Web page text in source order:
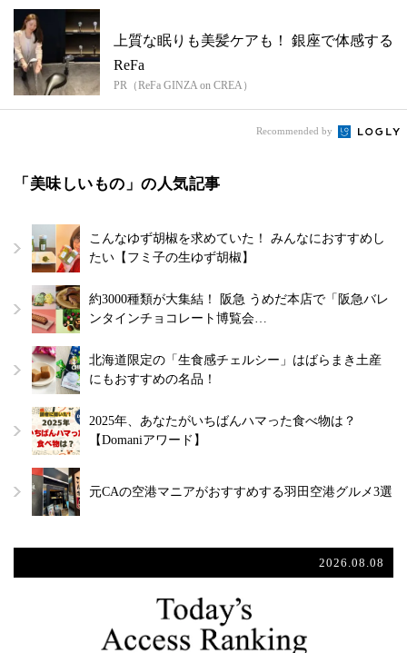
上質な眠りも美髪ケアも！ 銀座で体感する
ReFa
PR（ReFa GINZA on CREA）
Recommended by
「美味しいもの」の人気記事
こんなゆず胡椒を求めていた！ みんなにおすすめし
たい【フミ子の生ゆず胡椒】
約3000種類が大集結！ 阪急 うめだ本店で「阪急バレ
ンタインチョコレート博覧会…
北海道限定の「生食感チェルシー」はばらまき土産
にもおすすめの名品！
2025年、あなたがいちばんハマった食べ物は？
【Domaniアワード】
元CAの空港マニアがおすすめする羽田空港グルメ3選
2026.08.08